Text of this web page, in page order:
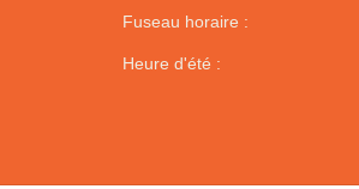
Fuseau horaire :
Heure d'été :